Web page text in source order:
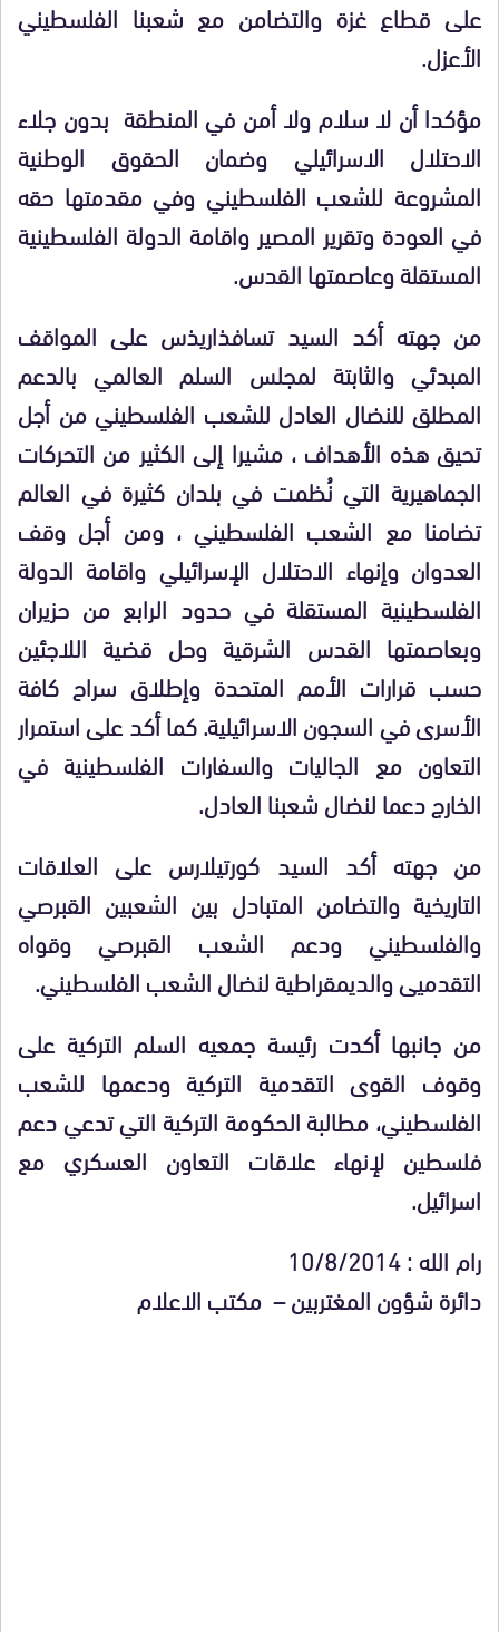
على قطاع غزة والتضامن مع شعبنا الفلسطيني
الأعزل.
مؤكدا أن لا سلام ولا أمن في المنطقة بدون جلاء
الاحتلال الاسرائيلي وضمان الحقوق الوطنية
المشروعة للشعب الفلسطيني وفي مقدمتها حقه
في العودة وتقرير المصير واقامة الدولة الفلسطينية
المستقلة وعاصمتها القدس.
من جهته أكد السيد تسافذاريذس على المواقف
المبدئي والثابتة لمجلس السلم العالمي بالدعم
المطلق للنضال العادل للشعب الفلسطيني من أجل
تحيق هذه الأهداف ، مشيرا إلى الكثير من التحركات
الجماهيرية التي نُظمت في بلدان كثيرة في العالم
تضامنا مع الشعب الفلسطيني ، ومن أجل وقف
العدوان وإنهاء الاحتلال الإسرائيلي واقامة الدولة
الفلسطينية المستقلة في حدود الرابع من حزيران
وبعاصمتها القدس الشرقية وحل قضية اللاجئين
حسب قرارات الأمم المتحدة وإطلاق سراح كافة
الأسرى في السجون الاسرائيلية. كما أكد على استمرار
التعاون مع الجاليات والسفارات الفلسطينية في
الخارج دعما لنضال شعبنا العادل.
من جهته أكد السيد كورتيلارس على العلاقات
التاريخية والتضامن المتبادل بين الشعبين القبرصي
والفلسطيني ودعم الشعب القبرصي وقواه
التقدميى والديمقراطية لنضال الشعب الفلسطيني.
من جانبها أكدت رئيسة جمعيه السلم التركية على
وقوف القوى التقدمية التركية ودعمها للشعب
الفلسطيني، مطالبة الحكومة التركية التي تدعي دعم
فلسطين لإنهاء علاقات التعاون العسكري مع
اسرائيل.
دائرة شؤون المغتربين – مكتب الاعلام